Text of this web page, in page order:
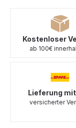
Kostenloser
ab 100€
Lieferung mit
versicherter